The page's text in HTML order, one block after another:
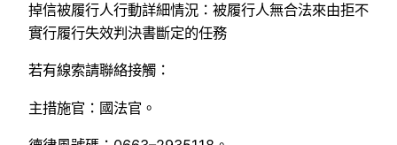
掉信被履行人行動詳細情況：被履行人無合法來由拒不
實行履行失效判決書斷定的任務
若有線索請聯絡接觸：
主措施官：國法官。